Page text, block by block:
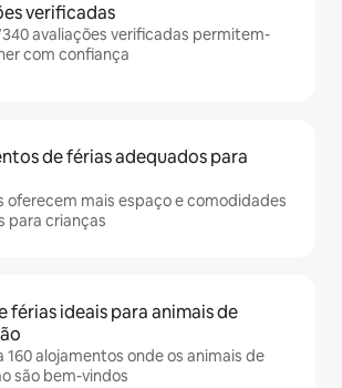
verificadas
avaliações verificadas permitem-
com confiança
de férias adequados para
oferecem mais espaço e comodidades
para crianças
férias ideais para animais de
160 alojamentos onde os animais de
são bem-vindos